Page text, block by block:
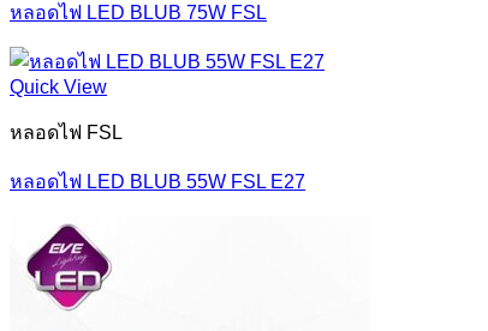
หลอดไฟ LED BLUB 75W FSL
Quick View
หลอดไฟ FSL
หลอดไฟ LED BLUB 55W FSL E27